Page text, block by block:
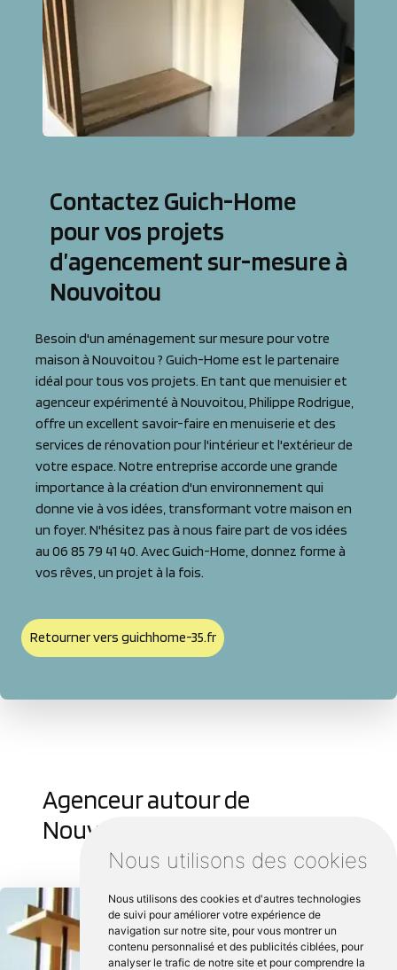
Nous utilisons des cookies
Nous utilisons des cookies et d'autres technologies
de suivi pour améliorer votre expérience de
navigation sur notre site, pour vous montrer un
contenu personnalisé et des publicités ciblées, pour
analyser le trafic de notre site et pour comprendre la
Contactez Guich-Home
pour vos projets
d’agencement sur-mesure à
Nouvoitou
Besoin d'un aménagement sur mesure pour votre
maison à Nouvoitou ? Guich-Home est le partenaire
idéal pour tous vos projets. En tant que menuisier et
agenceur expérimenté à Nouvoitou, Philippe Rodrigue,
offre un excellent savoir-faire en menuiserie et des
services de rénovation pour l'intérieur et l'extérieur de
votre espace. Notre entreprise accorde une grande
importance à la création d'un environnement qui
donne vie à vos idées, transformant votre maison en
un foyer. N'hésitez pas à nous faire part de vos idées
au 06 85 79 41 40. Avec Guich-Home, donnez forme à
vos rêves, un projet à la fois.
Retourner vers guichhome-35.fr
Agenceur autour de
Nouvoitou :